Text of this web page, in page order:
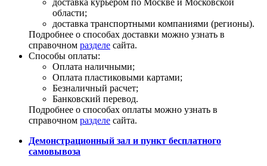
доставка курьером по Москве и Московской
области;
доставка транспортными компаниями (регионы).
Подробнее о способах доставки можно узнать в
справочном разделе сайта.
Способы оплаты:
Оплата наличными;
Оплата пластиковыми картами;
Безналичный расчет;
Банковский перевод.
Подробнее о способах оплаты можно узнать в
справочном разделе сайта.
Демонстрационный зал и пункт бесплатного
самовывоза